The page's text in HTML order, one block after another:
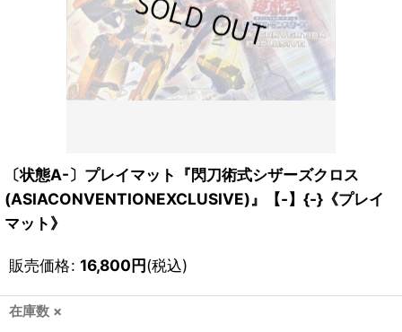
〔状態A-〕プレイマット『閃刀術式シザーズクロス
(ASIACONVENTIONEXCLUSIVE)』【-】{-}《プレイ
マット》
販売価格: 16,800円(税込)
在庫数 ×